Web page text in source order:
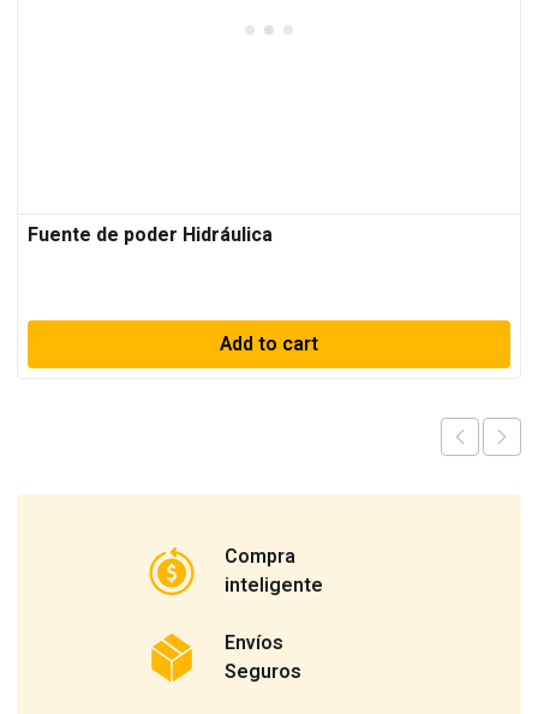
Fuente de poder Hidráulica
Add to cart
Compra
inteligente
Envíos
Seguros